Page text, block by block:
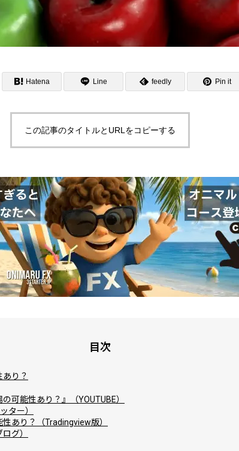
Hatena Line feedly Pin it
この記事のタイトルとURLをコピーする
目次
り？
可能性あり？』（YOUTUBE）
ター）
あり？（Tradingview版）
グ）